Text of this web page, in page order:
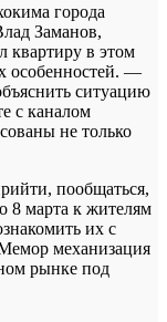
города
Заманов,
квартиру в этом
особенностей. —
ситуацию
с каналом
не только
пообщаться,
8 марта к жителям
их с
механизация
рынке под